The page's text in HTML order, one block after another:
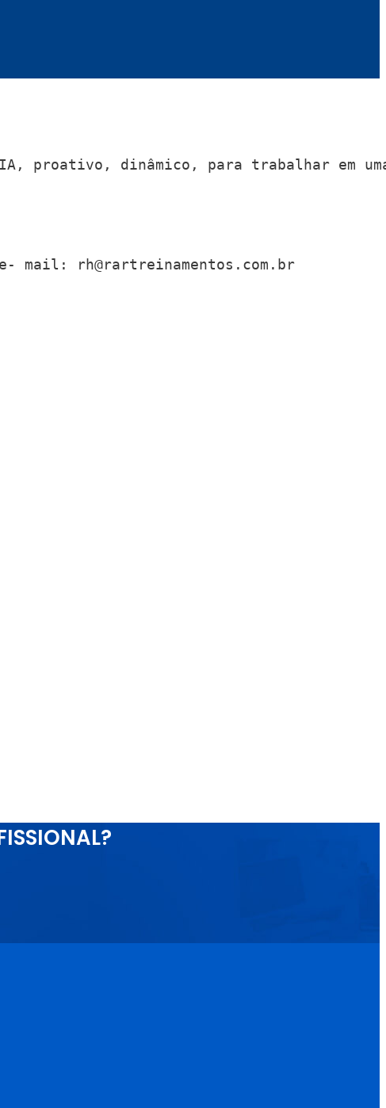
proativo, dinâmico, para trabalhar
e- mail:
rh@rartreinamentos.com.br